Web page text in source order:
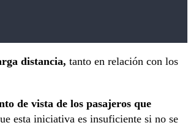
distancia, tanto en relación con los
de vista de los pasajeros que
esta iniciativa es insuficiente si no se